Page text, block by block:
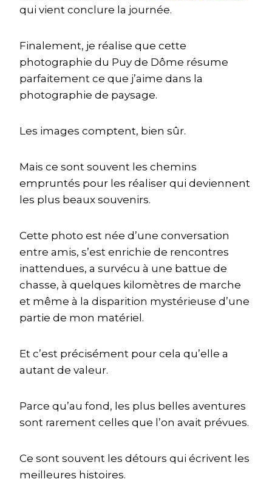
qui vient conclure la journée.
Finalement, je réalise que cette
photographie du Puy de Dôme résume
parfaitement ce que j’aime dans la
photographie de paysage.
Les images comptent, bien sûr.
Mais ce sont souvent les chemins
empruntés pour les réaliser qui deviennent
les plus beaux souvenirs.
Cette photo est née d’une conversation
entre amis, s’est enrichie de rencontres
inattendues, a survécu à une battue de
chasse, à quelques kilomètres de marche
et même à la disparition mystérieuse d’une
partie de mon matériel.
Et c’est précisément pour cela qu’elle a
autant de valeur.
Parce qu’au fond, les plus belles aventures
sont rarement celles que l’on avait prévues.
Ce sont souvent les détours qui écrivent les
meilleures histoires.